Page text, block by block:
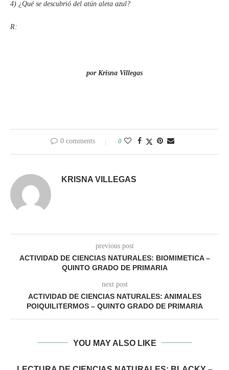
4) ¿Qué se descubrió del atún aleta azul?
R:
por Krisna Villegas
0 comments 0
KRISNA VILLEGAS
previous post
ACTIVIDAD DE CIENCIAS NATURALES: BIOMIMETICA –
QUINTO GRADO DE PRIMARIA
next post
ACTIVIDAD DE CIENCIAS NATURALES: ANIMALES
POIQUILITERMOS – QUINTO GRADO DE PRIMARIA
YOU MAY ALSO LIKE